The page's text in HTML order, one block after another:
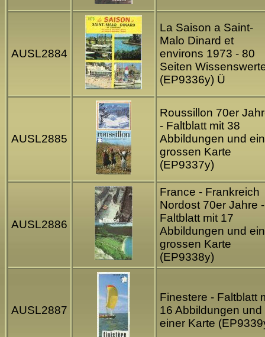
AUSL2884
La Saison a Saint-
Malo Dinard et
environs 1973 - 80
Seiten
(EP9336y) Ü
AUSL2885
Roussillon 70er
- Faltblatt mit 38
Abbildungen und
grossen Karte
(EP9337y)
AUSL2886
France - Frankreich
Nordost 70er Jahre -
Faltblatt mit 17
Abbildungen und
grossen Karte
(EP9338y)
AUSL2887
Finestere - Faltblatt
16 Abbildungen und
einer Karte